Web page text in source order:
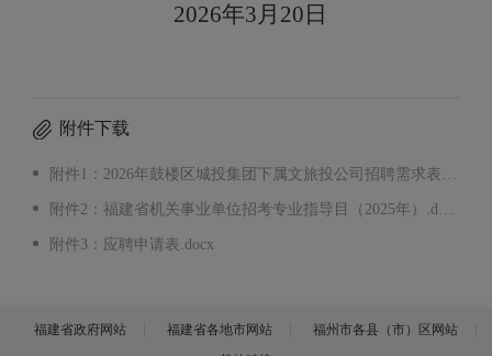
2026年3 月 20 日
附件下载
附件1：2026年鼓楼区城投集团下属文旅投公司招聘需求表.xlsx
附件2：福建省机关事业单位招考专业指导目（2025年）.docx
附件3：应聘申请表.docx
福建省政府网站 福建省各地市网站
福州市各县（市）区网站